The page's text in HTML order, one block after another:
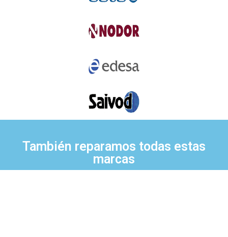
También reparamos todas estas
marcas